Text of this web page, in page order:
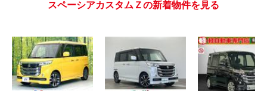
スペーシアカスタムＺの新着物件を見る